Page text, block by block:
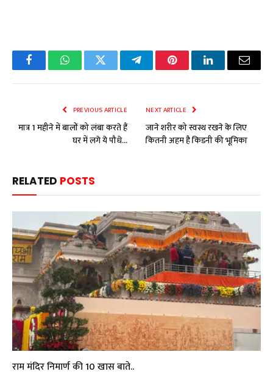
FacebookWhatsAppTwitter TelegramPinterestLinkedInEmail
PREVIOUS ARTICLE
मात्र 1 महीने में बालों को लंबा करते हैं
घर में लगे ये पौधे…
NEXT ARTICLE
जाने शरीर को स्वस्थ रखने के लिए
कितनी अहम है किडनी की भूमिका
RELATED POSTS
राम मंदिर निमार्ण की 10 खास बाते..